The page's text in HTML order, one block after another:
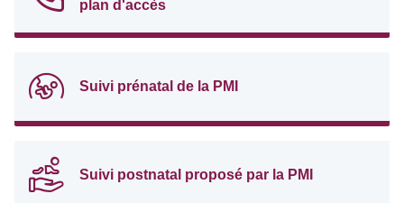
plan d'accès
Suivi prénatal de la PMI
Suivi postnatal proposé par la PMI